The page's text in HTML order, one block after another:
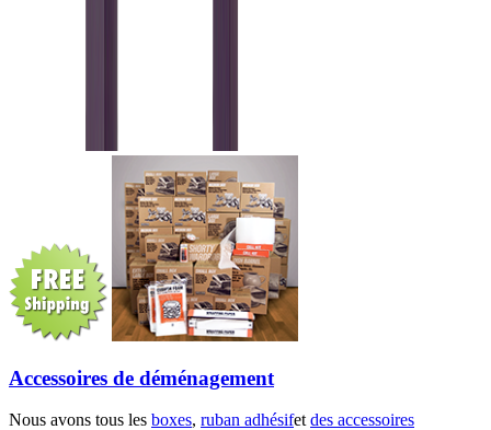
Accessoires de déménagement
Nous avons tous les boxes, ruban adhésifetdes accessoires